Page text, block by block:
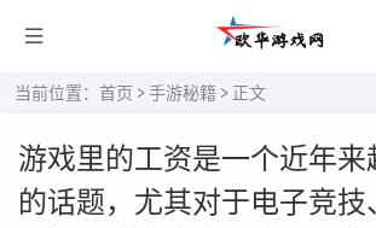
当前位置： 首页 >手游秘籍 > 正文
游戏里的工资是一个近年来
的话题，尤其对于电子竞技